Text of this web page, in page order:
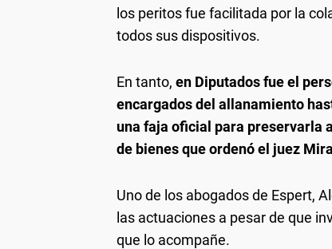
los peritos fue facilitada por la
todos sus dispositivos.
En tanto, en Diputados fue el
encargados del allanamiento
una faja oficial para preservarla
de bienes que ordenó el juez
Uno de los abogados de Espert,
las actuaciones a pesar de que
que lo acompañe.